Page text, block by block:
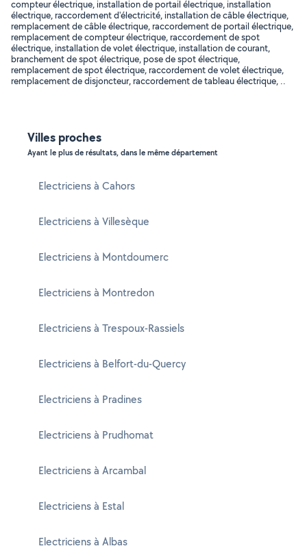
compteur électrique, installation de portail électrique, installation
électrique, raccordement d'électricité, installation de câble électrique,
remplacement de câble électrique, raccordement de portail électrique,
remplacement de compteur électrique, raccordement de spot
électrique, installation de volet électrique, installation de courant,
branchement de spot électrique, pose de spot électrique,
remplacement de spot électrique, raccordement de volet électrique,
remplacement de disjoncteur, raccordement de tableau électrique, ..
Villes proches
Ayant le plus de résultats, dans le même département
Electriciens à Cahors
Electriciens à Villesèque
Electriciens à Montdoumerc
Electriciens à Montredon
Electriciens à Trespoux-Rassiels
Electriciens à Belfort-du-Quercy
Electriciens à Pradines
Electriciens à Prudhomat
Electriciens à Arcambal
Electriciens à Estal
Electriciens à Albas